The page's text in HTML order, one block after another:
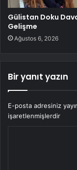
Gülistan Doku
Gelişme
Ağustos 6, 2026
Bir yanıt yazın
E-posta adresiniz
işaretlenmişlerdir